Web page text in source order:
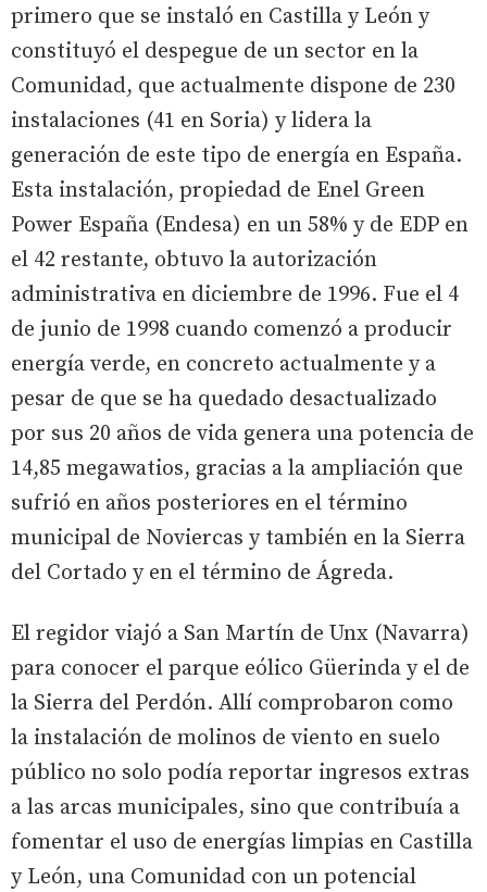
primero que se instaló en Castilla y León y
constituyó el despegue de un sector en la
Comunidad, que actualmente dispone de 230
instalaciones (41 en Soria) y lidera la
generación de este tipo de energía en España.
Esta instalación, propiedad de Enel Green
Power España (Endesa) en un 58% y de EDP en
el 42 restante, obtuvo la autorización
administrativa en diciembre de 1996. Fue el 4
de junio de 1998 cuando comenzó a producir
energía verde, en concreto actualmente y a
pesar de que se ha quedado desactualizado
por sus 20 años de vida genera una potencia de
14,85 megawatios, gracias a la ampliación que
sufrió en años posteriores en el término
municipal de Noviercas y también en la Sierra
del Cortado y en el término de Ágreda.
El regidor viajó a San Martín de Unx (Navarra)
para conocer el parque eólico Güerinda y el de
la Sierra del Perdón. Allí comprobaron como
la instalación de molinos de viento en suelo
público no solo podía reportar ingresos extras
a las arcas municipales, sino que contribuía a
fomentar el uso de energías limpias en Castilla
y León, una Comunidad con un potencial